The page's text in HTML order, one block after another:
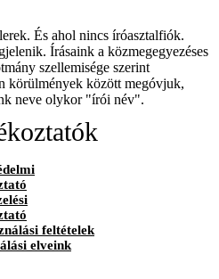
És ahol nincs íróasztalfiók.
Írásaink a közmegegyezéses
szellemisége szerint
körülmények között megóvjuk,
neve olykor "írói név".
feltételek
elveink